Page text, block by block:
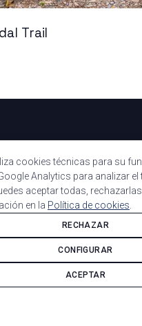
Trail
© 2026 · MURCIA, ESPAÑA
APARICIONES EN MEDIOS
PREGUNTAS FRECUENTES
GARANTÍA
cookies técnicas para su
Analytics para analizar
aceptar todas,
en la Política de cookies
RECHAZAR
CONFIGURAR
ACEPTAR